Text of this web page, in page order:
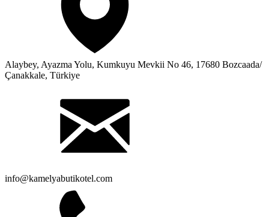
Alaybey, Ayazma Yolu, Kumkuyu Mevkii No 46, 17680 Bozcaada/
Çanakkale, Türkiye
info@kamelyabutikotel.com